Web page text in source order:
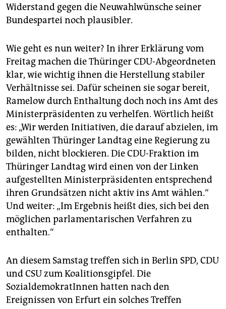
Widerstand gegen die Neuwahlwünsche seiner
Bundespartei noch plausibler.
Wie geht es nun weiter? In ihrer Erklärung vom
Freitag machen die Thüringer CDU-Abgeordneten
klar, wie wichtig ihnen die Herstellung stabiler
Verhältnisse sei. Dafür scheinen sie sogar bereit,
Ramelow durch Enthaltung doch noch ins Amt des
Ministerpräsidenten zu verhelfen. Wörtlich heißt
es: „Wir werden Initiativen, die darauf abzielen, im
gewählten Thüringer Landtag eine Regierung zu
bilden, nicht blockieren. Die CDU-Fraktion im
Thüringer Landtag wird einen von der Linken
aufgestellten Ministerpräsidenten entsprechend
ihren Grundsätzen nicht aktiv ins Amt wählen.“
Und weiter: „Im Ergebnis heißt dies, sich bei den
möglichen parlamentarischen Verfahren zu
enthalten.“
An diesem Samstag treffen sich in Berlin SPD, CDU
und CSU zum Koalitionsgipfel. Die
SozialdemokratInnen hatten nach den
Ereignissen von Erfurt ein solches Treffen